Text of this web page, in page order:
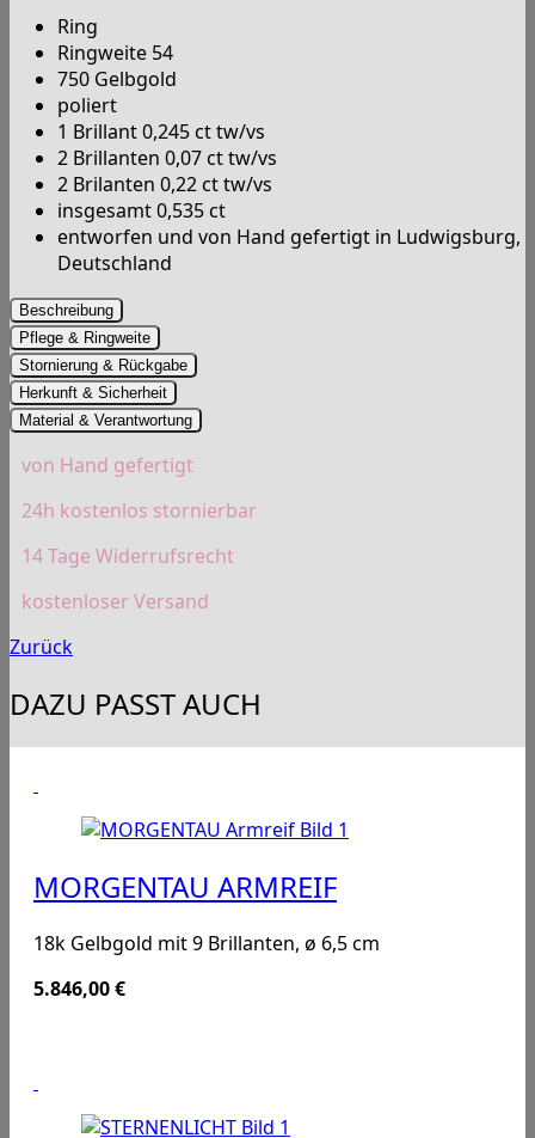
Ring
Ringweite 54
750 Gelbgold
poliert
1 Brillant 0,245 ct tw/vs
2 Brillanten 0,07 ct tw/vs
2 Brilanten 0,22 ct tw/vs
insgesamt 0,535 ct
entworfen und von Hand gefertigt in Ludwigsburg,
Deutschland
Beschreibung
Pflege & Ringweite
Stornierung & Rückgabe
Herkunft & Sicherheit
Material & Verantwortung
von Hand gefertigt
24h kostenlos stornierbar
14 Tage Widerrufsrecht
kostenloser Versand
Zurück
DAZU PASST AUCH
MORGENTAU ARMREIF
18k Gelbgold mit 9 Brillanten, ø 6,5 cm
5.846,00€